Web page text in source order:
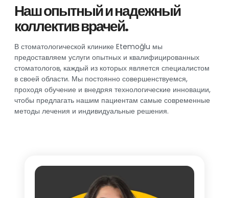
Наш опытный и надежный
коллектив врачей.
В стоматологической клинике Etemoğlu мы
предоставляем услуги опытных и квалифицированных
стоматологов, каждый из которых является специалистом
в своей области. Мы постоянно совершенствуемся,
проходя обучение и внедряя технологические инновации,
чтобы предлагать нашим пациентам самые современные
методы лечения и индивидуальные решения.